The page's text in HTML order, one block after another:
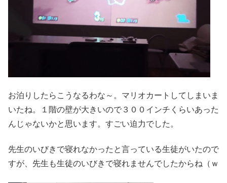
お泊りしたらこうなるわな～。マリオカートしてしまいま
いたね。１階の壁が大きいので３００インチくらいあった
んじゃないかと思います。すごい迫力でした。
先生のいびきで寝れなかったと言っている生徒がいたので
すが、先生も生徒のいびきで寝れませんでしたからね（ｗ